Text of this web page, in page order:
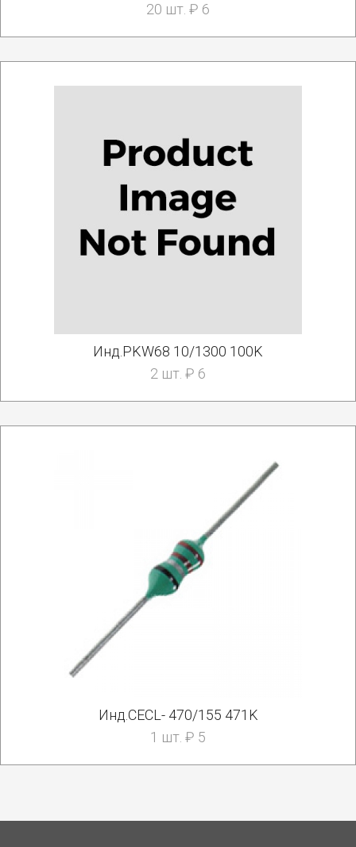
20 шт. ₽ 6
Инд.PKW68 10/1300 100K
2 шт. ₽ 6
Инд.CECL- 470/155 471K
1 шт. ₽ 5